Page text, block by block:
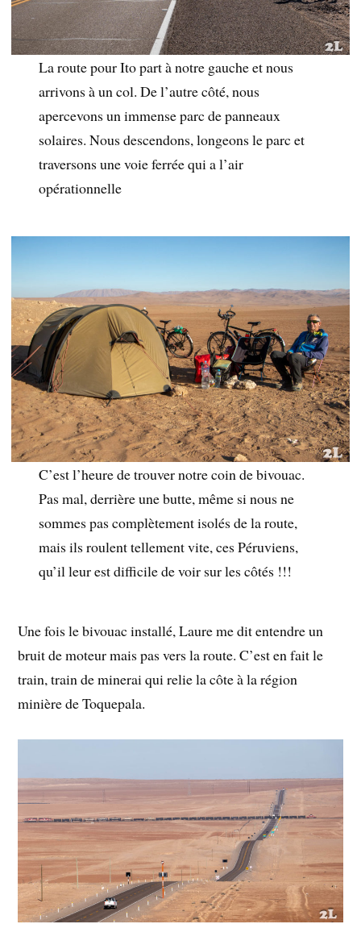
La route pour Ito part à notre gauche et nous
arrivons à un col. De l’autre côté, nous
apercevons un immense parc de panneaux
solaires. Nous descendons, longeons le parc et
traversons une voie ferrée qui a l’air
opérationnelle
C’est l’heure de trouver notre coin de bivouac.
Pas mal, derrière une butte, même si nous ne
sommes pas complètement isolés de la route,
mais ils roulent tellement vite, ces Péruviens,
qu’il leur est difficile de voir sur les côtés !!!
Une fois le bivouac installé, Laure me dit entendre un
bruit de moteur mais pas vers la route. C’est en fait le
train, train de minerai qui relie la côte à la région
minière de Toquepala.